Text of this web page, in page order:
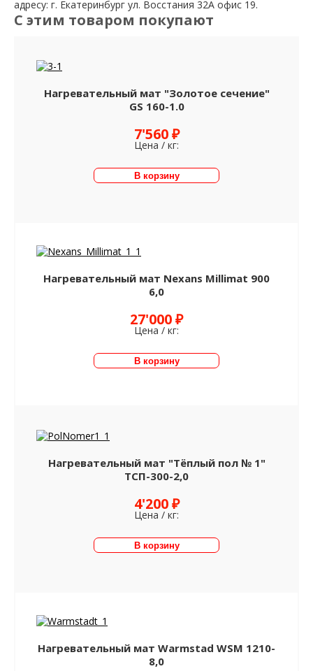
адресу: г. Екатеринбург ул. Восстания 32А офис 19.
С этим товаром покупают
Нагревательный мат "Золотое сечение"
GS 160-1.0
7'560 ₽
Цена / кг:
Нагревательный мат Nexans Millimat 900
6,0
27'000 ₽
Цена / кг:
Нагревательный мат "Тёплый пол № 1"
ТСП-300-2,0
4'200 ₽
Цена / кг:
Нагревательный мат Warmstad WSM 1210-
8,0